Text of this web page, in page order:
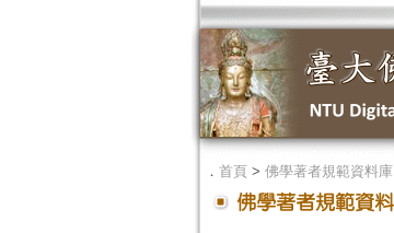
． 首頁> 佛學著者規範資料庫